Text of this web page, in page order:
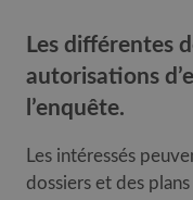
Les différentes
autorisations
l’enquête.
Les intéressés
dossiers et des